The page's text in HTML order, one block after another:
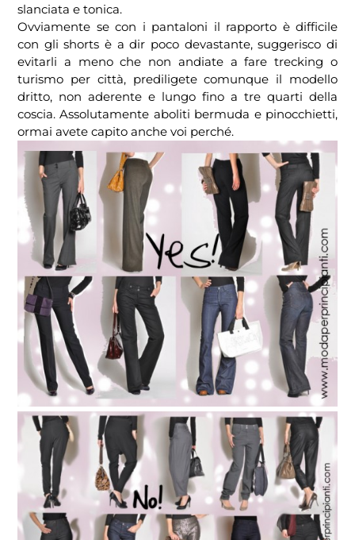
slanciata e tonica.
Ovviamente se con i pantaloni il rapporto è difficile
con gli shorts è a dir poco devastante, suggerisco di
evitarli a meno che non andiate a fare trecking o
turismo per città, prediligete comunque il modello
dritto, non aderente e lungo fino a tre quarti della
coscia. Assolutamente aboliti bermuda e pinocchietti,
ormai avete capito anche voi perché.